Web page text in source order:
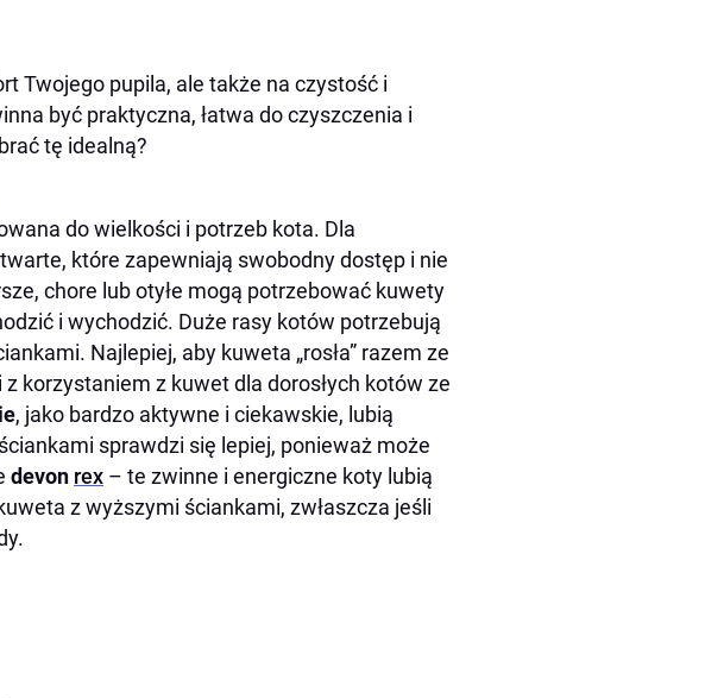
nie śmierdziało?
Twojego pupila, ale także na czystość i
być praktyczna, łatwa do czyszczenia i
tę idealną?
do wielkości i potrzeb kota. Dla
które zapewniają swobodny dostęp i nie
chore lub otyłe mogą potrzebować kuwety
i wychodzić. Duże rasy kotów potrzebują
Najlepiej, aby kuweta „rosła” razem ze
korzystaniem z kuwet dla dorosłych kotów ze
, jako bardzo aktywne i ciekawskie, lubią
sprawdzi się lepiej, ponieważ może
devon rex – te zwinne i energiczne koty lubią
z wyższymi ściankami, zwłaszcza jeśli